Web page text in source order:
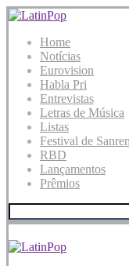
Home
Notícias
Eurovision
Habla Pri
Entrevistas
Letras de Música
Listas
Festival de
RBD
Lançamentos
Prêmios